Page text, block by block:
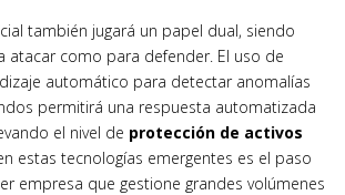
también jugará un papel dual, siendo
atacar como para defender. El uso de
automático para detectar anomalías
permitirá una respuesta automatizada
el nivel de protección de activos
estas tecnologías emergentes es el paso
empresa que gestione grandes volúmenes